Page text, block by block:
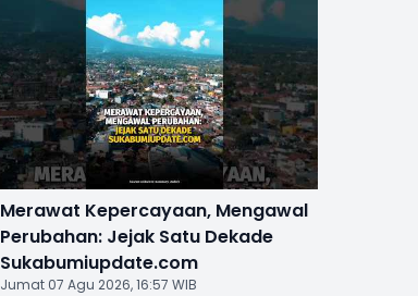
Merawat Kepercayaan, Mengawal
Perubahan: Jejak Satu Dekade
Sukabumiupdate.com
Jumat 07 Agu 2026, 16:57 WIB